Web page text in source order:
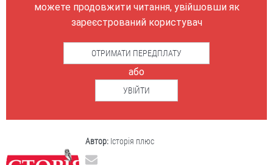
можете продовжити читання, увійшовши як
зареєстрований користувач
ОТРИМАТИ ПЕРЕДПЛАТУ
або
УВІЙТИ
Автор: Історія плюс